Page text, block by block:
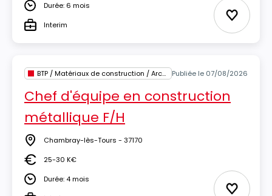
DuréeDurée: 6 mois
TypeInterim Ajouter
BTP / Matériaux de construction / Architecture Publiée le 07/08/2026
Chef d'équipe en construction
métallique F/H
Lieu Chambray-lès-Tours - 37170
Salaire25-30 K€
DuréeDurée: 4 mois